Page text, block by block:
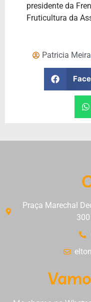
presidente da
Fruticultura da
Patricia Meira
Praça Marechal